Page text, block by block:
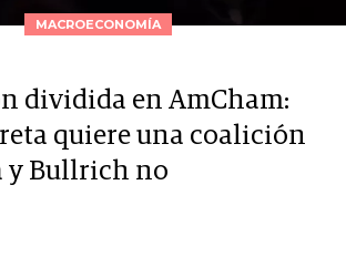
MACROECONOMÍA
dividida en AmCham:
quiere una coalición
y Bullrich no